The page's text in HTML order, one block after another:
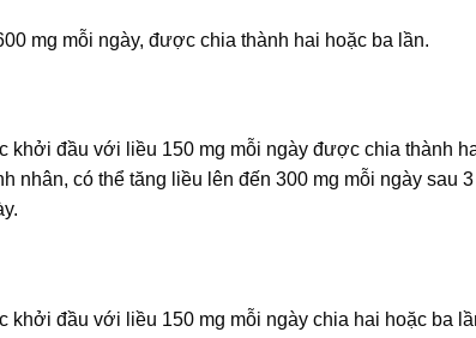
mg mỗi ngày, được chia thành hai hoặc ba lần.
khởi đầu với liều 150 mg mỗi ngày được chia thành
nhân, có thể tăng liều lên đến 300 mg mỗi ngày sau
khởi đầu với liều 150 mg mỗi ngày chia hai hoặc ba